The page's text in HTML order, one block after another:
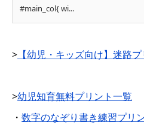
#main_col{ wi...
> 【幼児・キッズ向け】迷路
>幼児知育無料プリント一覧
・ 数字のなぞり書き練習プリ